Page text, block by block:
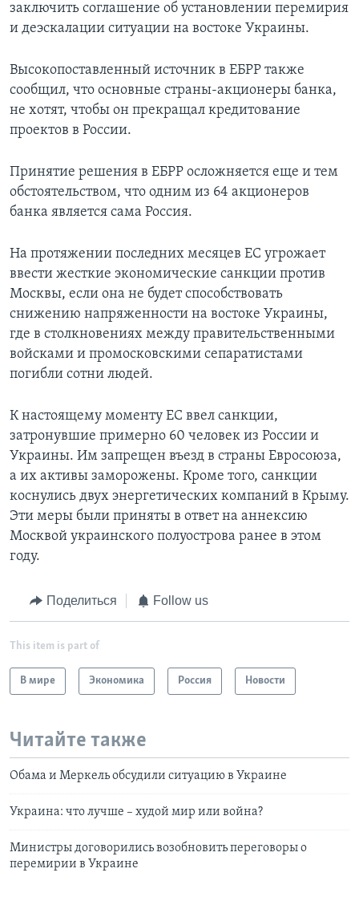
заключить соглашение об установлении перемирия
и деэскалации ситуации на востоке Украины.
Высокопоставленный источник в ЕБРР также
сообщил, что основные страны-акционеры банка,
не хотят, чтобы он прекращал кредитование
проектов в России.
Принятие решения в ЕБРР осложняется еще и тем
обстоятельством, что одним из 64 акционеров
банка является сама Россия.
На протяжении последних месяцев ЕС угрожает
ввести жесткие экономические санкции против
Москвы, если она не будет способствовать
снижению напряженности на востоке Украины,
где в столкновениях между правительственными
войсками и промосковскими сепаратистами
погибли сотни людей.
К настоящему моменту ЕС ввел санкции,
затронувшие примерно 60 человек из России и
Украины. Им запрещен въезд в страны Евросоюза,
а их активы заморожены. Кроме того, санкции
коснулись двух энергетических компаний в Крыму.
Эти меры были приняты в ответ на аннексию
Москвой украинского полуострова ранее в этом
году.
Поделиться Follow us
This item is part of
В мире Экономика Россия Новости
Читайте также
Обама и Меркель обсудили ситуацию в Украине
Украина: что лучше – худой мир или война?
Министры договорились возобновить переговоры о
перемирии в Украине